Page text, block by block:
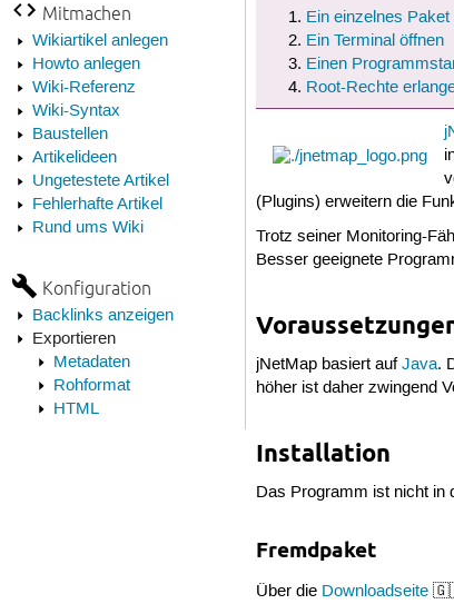
Mitmachen
Wikiartikel anlegen
Howto anlegen
Wiki-Referenz
Wiki-Syntax
Baustellen
Artikelideen
Ungetestete Artikel
Fehlerhafte Artikel
Rund ums Wiki
Konfiguration
Backlinks anzeigen
Exportieren
Metadaten
Rohformat
HTML
Ein einzelnes Paket
Ein Terminal öffnen
Einen
Root-Rechte
(Plugins) erweitern die
Trotz seiner Monitoring-
Besser geeignete
jNetMap basiert aufJava.
höher ist daher zwingend
Installation
Das Programm ist nicht in
Fremdpaket
Über die Downloadseite